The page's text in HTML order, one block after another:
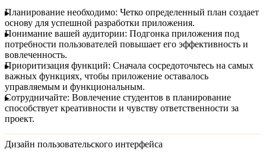
Планирование необходимо: Четко определенный план создает
основу для успешной разработки приложения.
Понимание вашей аудитории: Подгонка приложения под
потребности пользователей повышает его эффективность и
вовлеченность.
Приоритизация функций: Сначала сосредоточьтесь на самых
важных функциях, чтобы приложение оставалось
управляемым и функциональным.
Сотрудничайте: Вовлечение студентов в планирование
способствует креативности и чувству ответственности за
проект.
Дизайн пользовательского интерфейса